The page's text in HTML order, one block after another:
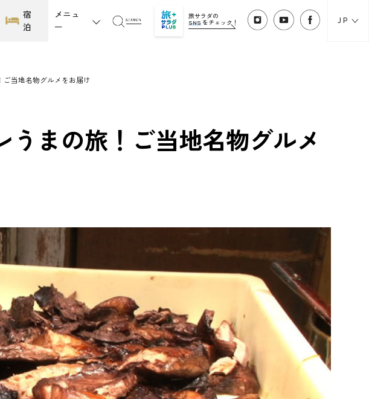
宿
泊
メニュ
ー
旅サラダの
SNS をチェック！ JP
ご当地名物グルメをお届け
うまの旅！ご当地名物グルメ